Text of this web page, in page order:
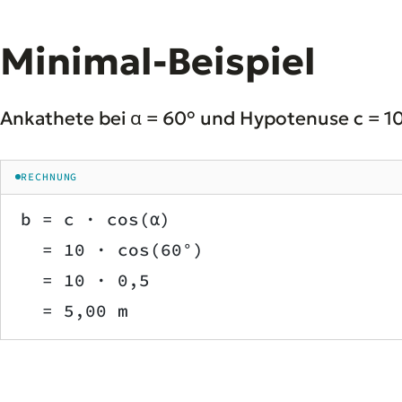
Minimal-Beispiel
Ankathete bei α = 60° und Hypotenuse c =
RECHNUNG
b = c · cos(α)
  = 10 · cos(60°)
  = 10 · 0,5
  = 5,00 m